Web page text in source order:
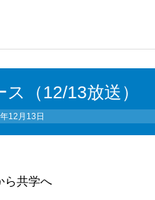
（12/13放送）
12月13日
ら共学へ